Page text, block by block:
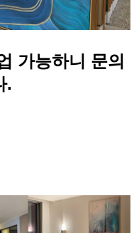
가능하니 문의
.